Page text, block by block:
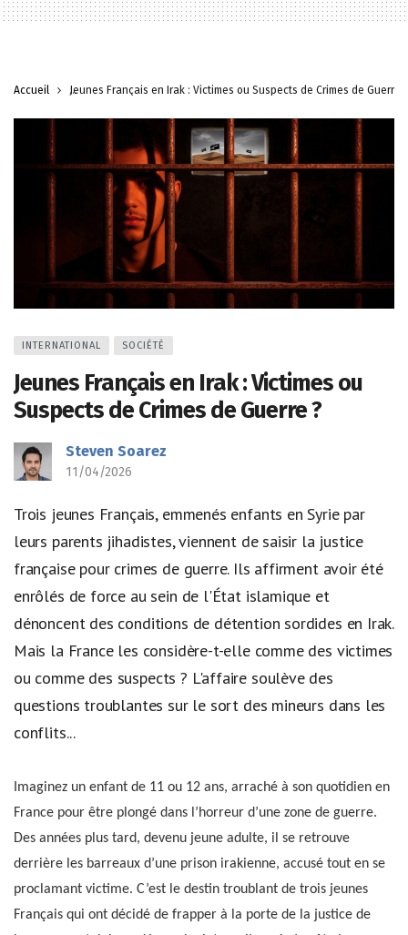
Accueil Jeunes Français en Irak : Victimes ou Suspects de Crimes de Guerre ?
INTERNATIONAL SOCIÉTÉ
Jeunes Français en Irak : Victimes ou
Suspects de Crimes de Guerre ?
Steven Soarez
11/04/2026
Trois jeunes Français, emmenés enfants en Syrie par
leurs parents jihadistes, viennent de saisir la justice
française pour crimes de guerre. Ils affirment avoir été
enrôlés de force au sein de l'État islamique et
dénoncent des conditions de détention sordides en Irak.
Mais la France les considère-t-elle comme des victimes
ou comme des suspects ? L'affaire soulève des
questions troublantes sur le sort des mineurs dans les
conflits...
Imaginez un enfant de 11 ou 12 ans, arraché à son quotidien en
France pour être plongé dans l’horreur d’une zone de guerre.
Des années plus tard, devenu jeune adulte, il se retrouve
derrière les barreaux d’une prison irakienne, accusé tout en se
proclamant victime. C’est le destin troublant de trois jeunes
Français qui ont décidé de frapper à la porte de la justice de